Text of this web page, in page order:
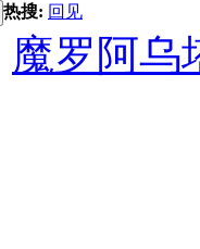
热搜: 回见
魔罗阿乌